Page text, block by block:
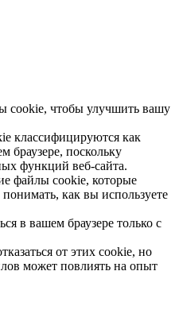
cookie, чтобы улучшить вашу
классифицируются как
браузере, поскольку
функций веб-сайта.
файлы cookie, которые
как вы используете
в вашем браузере только с
от этих cookie, но
может повлиять на опыт